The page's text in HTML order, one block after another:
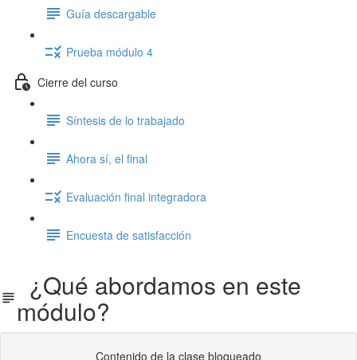
Guía descargable
Prueba módulo 4
Cierre del curso
Síntesis de lo trabajado
Ahora sí, el final
Evaluación final integradora
Encuesta de satisfacción
¿Qué abordamos en este
módulo?
Contenido de la clase bloqueado